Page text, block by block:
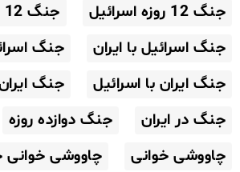
جنگ 12 روزه اسرائیل
جنگ 12 روزه ایران
جنگ اسرائیل با ایران
جنگ
جنگ ایران با اسرائیل
جنگ
جنگ در ایران
جنگ دوازده روزه
چاووشی خوانی
چاووشی خوانی